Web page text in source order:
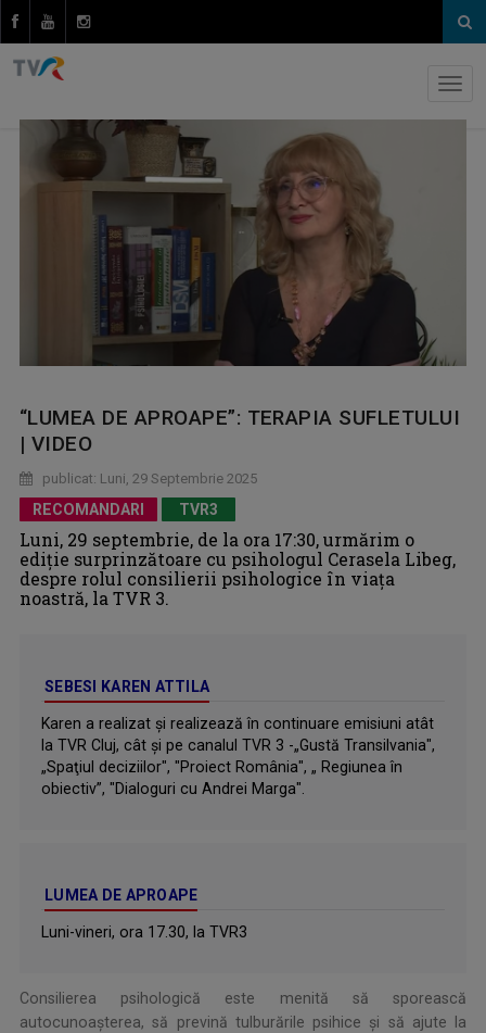
“LUMEA DE APROAPE”: TERAPIA SUFLETULUI
| VIDEO
publicat: Luni, 29 Septembrie 2025
RECOMANDARI TVR3
Luni, 29 septembrie, de la ora 17:30, urmărim o
ediție surprinzătoare cu psihologul Cerasela Libeg,
despre rolul consilierii psihologice în viața
noastră, la TVR 3.
SEBESI KAREN ATTILA
Karen a realizat şi realizează în continuare emisiuni atât
la TVR Cluj, cât şi pe canalul TVR 3 -„Gustă Transilvania",
„Spaţiul deciziilor", "Proiect România", „ Regiunea în
obiectiv”, "Dialoguri cu Andrei Marga".
LUMEA DE APROAPE
Luni-vineri, ora 17.30, la TVR3
Consilierea psihologică este menită să sporească
autocunoașterea, să prevină tulburările psihice și să ajute la